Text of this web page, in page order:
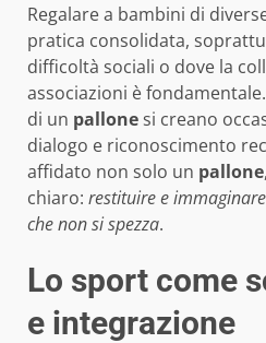
Regalare a bambini di
pratica consolidata,
difficoltà sociali o dove la
associazioni è
di un pallonesi creano
dialogo e riconoscimento
affidato non solo un pallone
chiaro: restituire e
che non si spezza.
Lo sport come
e integrazione